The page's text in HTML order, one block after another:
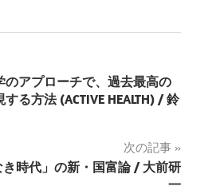
アプローチで、過去最高の
る方法 (ACTIVE HEALTH) / 鈴
次の記事
時代」の新・国富論 / 大前研
一